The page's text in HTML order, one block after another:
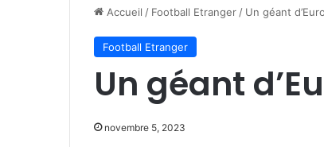
Accueil / Football Etranger / Un géant
Football Etranger
Un géant
novembre 5, 2023